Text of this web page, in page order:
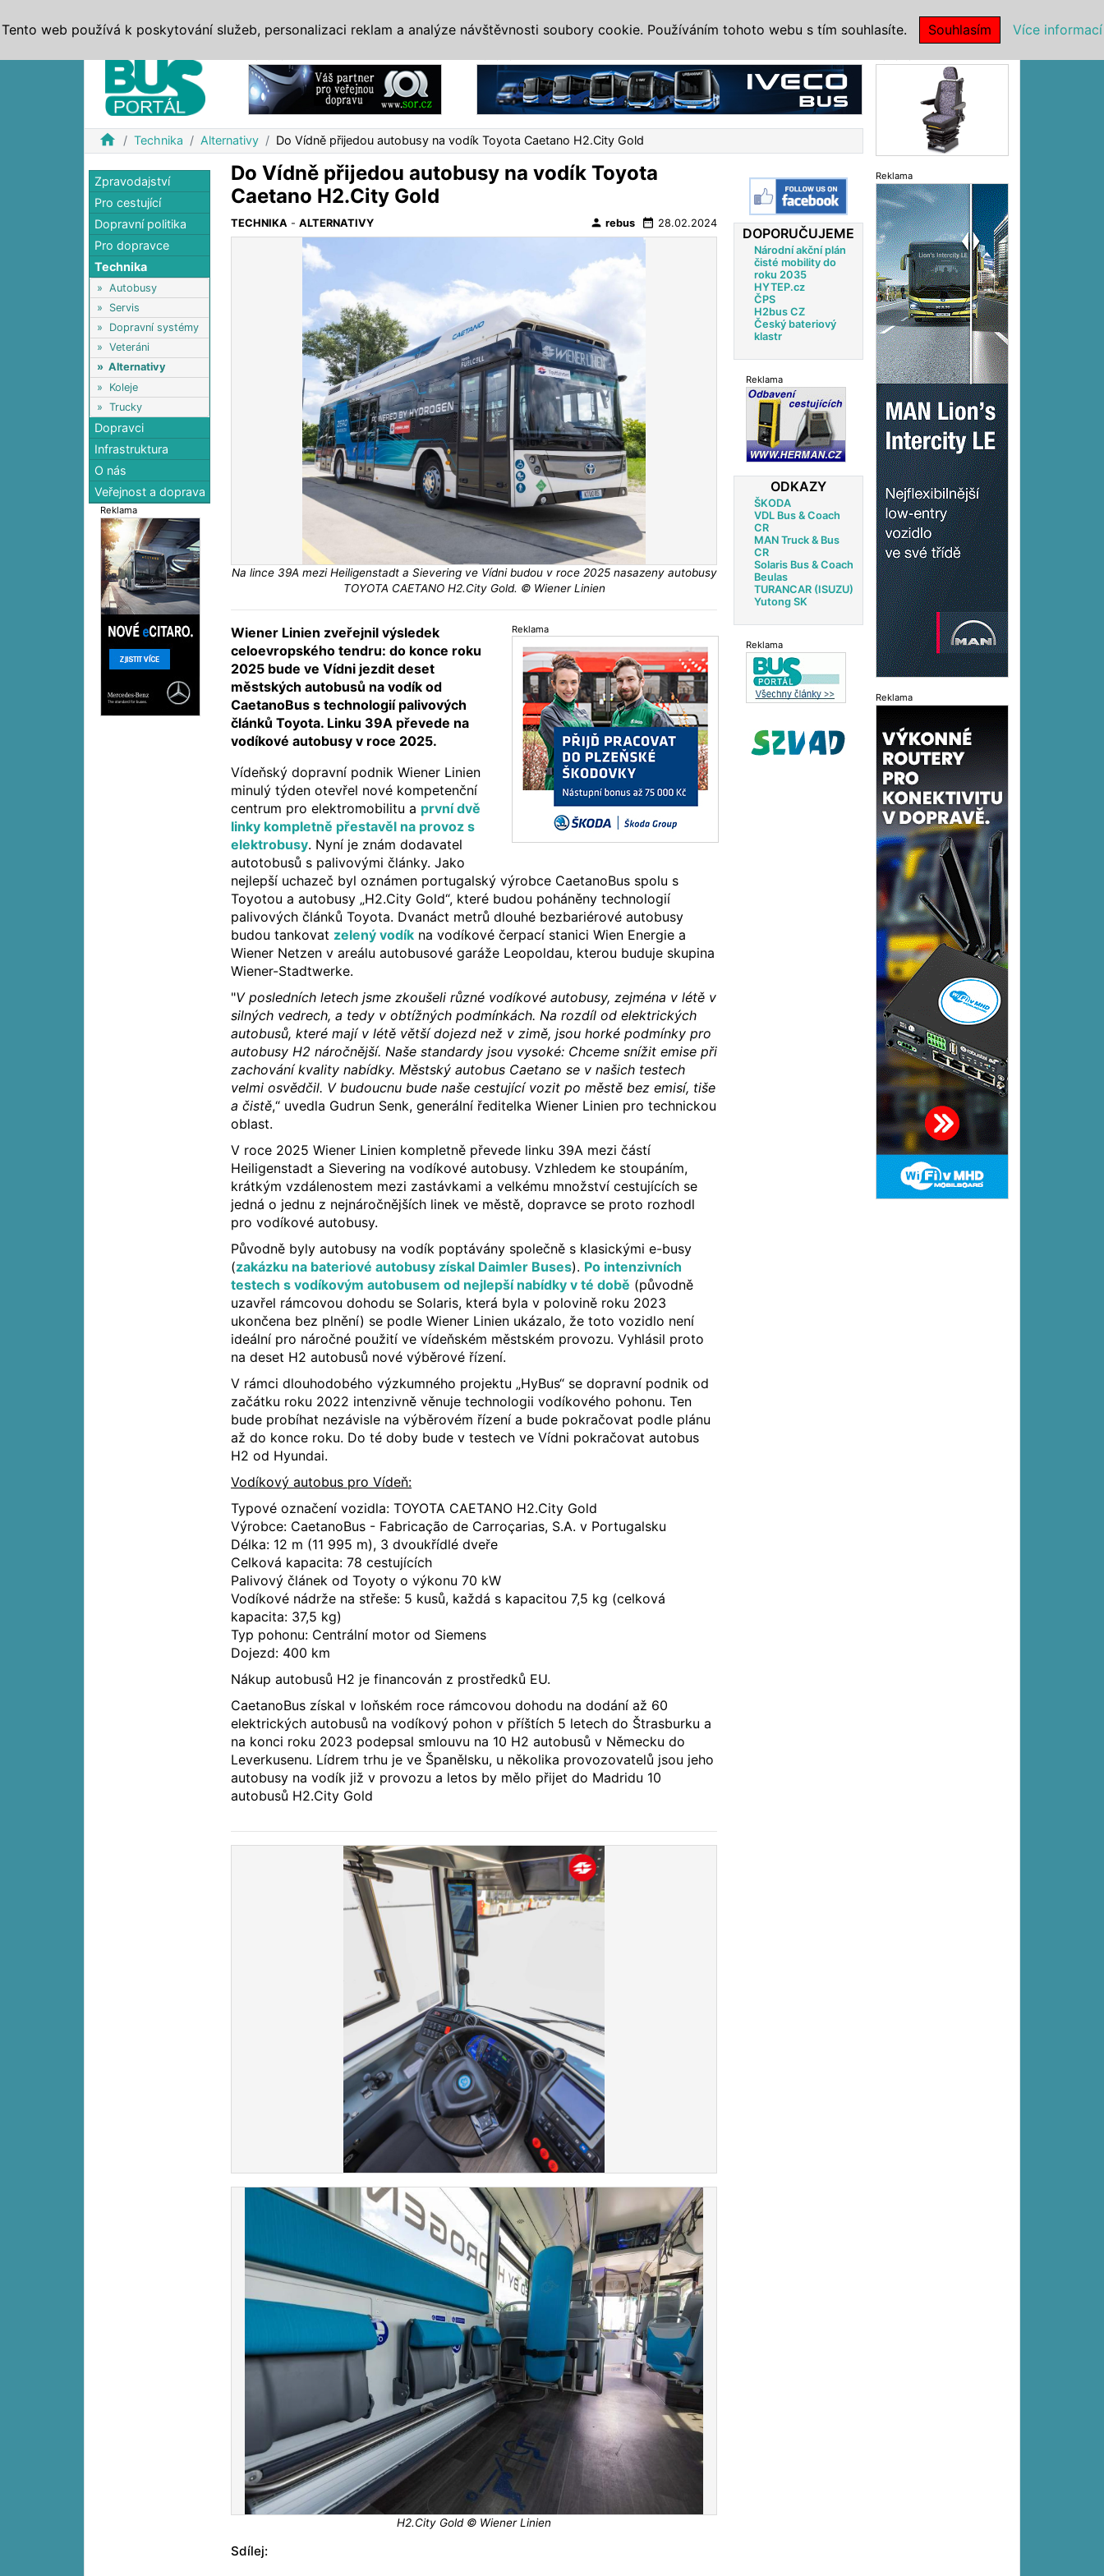
home Technika Alternativy Do Vídně přijedou autobusy na vodík Toyota Caetano H2.City Gold
Zpravodajství
Pro cestující
Dopravní politika
Pro dopravce
Technika
» Autobusy
» Servis
» Dopravní systémy
» Veteráni
» Alternativy
» Koleje
» Trucky
Dopravci
Infrastruktura
O nás
Veřejnost a doprava
Reklama
Do Vídně přijedou autobusy na vodík Toyota
Caetano H2.City Gold
TECHNIKA -ALTERNATIVY person rebus date_range 28.02.2024
Na lince 39A mezi Heiligenstadt a Sievering ve Vídni budou v roce 2025 nasazeny autobusy
TOYOTA CAETANO H2.City Gold. © Wiener Linien
Reklama
Wiener Linien zveřejnil výsledek
celoevropského tendru: do konce roku
2025 bude ve Vídni jezdit deset
městských autobusů na vodík od
CaetanoBus s technologií palivových
článků Toyota. Linku 39A převede na
vodíkové autobusy v roce 2025.
Vídeňský dopravní podnik Wiener Linien
minulý týden otevřel nové kompetenční
centrum pro elektromobilitu a první dvě
linky kompletně přestavěl na provoz s
elektrobusy. Nyní je znám dodavatel
autotobusů s palivovými články. Jako
nejlepší uchazeč byl oznámen portugalský výrobce CaetanoBus spolu s
Toyotou a autobusy „H2.City Gold“, které budou poháněny technologií
palivových článků Toyota. Dvanáct metrů dlouhé bezbariérové ​​autobusy
budou tankovat zelený vodík na vodíkové čerpací stanici Wien Energie a
Wiener Netzen v areálu autobusové garáže Leopoldau, kterou buduje skupina
Wiener-Stadtwerke.
"V posledních letech jsme zkoušeli různé vodíkové autobusy, zejména v létě v
silných vedrech, a tedy v obtížných podmínkách. Na rozdíl od elektrických
autobusů, které mají v létě větší dojezd než v zimě, jsou horké podmínky pro
autobusy H2 náročnější. Naše standardy jsou vysoké: Chceme snížit emise při
zachování kvality nabídky. Městský autobus Caetano se v našich testech
velmi osvědčil. V budoucnu bude naše cestující vozit po městě bez emisí, tiše
a čistě,“ uvedla Gudrun Senk, generální ředitelka Wiener Linien pro technickou
oblast.
V roce 2025 Wiener Linien kompletně převede linku 39A mezi částí
Heiligenstadt a Sievering na vodíkové autobusy. Vzhledem ke stoupáním,
krátkým vzdálenostem mezi zastávkami a velkému množství cestujících se
jedná o jednu z nejnáročnějších linek ve městě, dopravce se proto rozhodl
pro vodíkové autobusy.
Původně byly autobusy na vodík poptávány společně s klasickými e-busy
(zakázku na bateriové autobusy získal Daimler Buses). Po intenzivních
testech s vodíkovým autobusem od nejlepší nabídky v té době (původně
uzavřel rámcovou dohodu se Solaris, která byla v polovině roku 2023
ukončena bez plnění) se podle Wiener Linien ukázalo, že toto vozidlo není
ideální pro náročné použití ve vídeňském městském provozu. Vyhlásil proto
na deset H2 autobusů nové výběrové řízení.
V rámci dlouhodobého výzkumného projektu „HyBus“ se dopravní podnik od
začátku roku 2022 intenzivně věnuje technologii vodíkového pohonu. Ten
bude probíhat nezávisle na výběrovém řízení a bude pokračovat podle plánu
až do konce roku. Do té doby bude v testech ve Vídni pokračovat autobus
H2 od Hyundai.
Vodíkový autobus pro Vídeň:
Typové označení vozidla: TOYOTA CAETANO H2.City Gold
Výrobce: CaetanoBus - Fabricação de Carroçarias, S.A. v Portugalsku
Délka: 12 m (11 995 m), 3 dvoukřídlé dveře
Celková kapacita: 78 cestujících
Palivový článek od Toyoty o výkonu 70 kW
Vodíkové nádrže na střeše: 5 kusů, každá s kapacitou 7,5 kg (celková
kapacita: 37,5 kg)
Typ pohonu: Centrální motor od Siemens
Dojezd: 400 km
Nákup autobusů H2 je financován z prostředků EU.
CaetanoBus získal v loňském roce rámcovou dohodu na dodání až 60
elektrických autobusů na vodíkový pohon v příštích 5 letech do Štrasburku a
na konci roku 2023 podepsal smlouvu na 10 H2 autobusů v Německu do
Leverkusenu. Lídrem trhu je ve Španělsku, u několika provozovatelů jsou jeho
autobusy na vodík již v provozu a letos by mělo přijet do Madridu 10
autobusů H2.City Gold
H2.City Gold © Wiener Linien
Sdílej:
DOPORUČUJEME
Národní akční plán
čisté mobility do
roku 2035
HYTEP.cz
ČPS
H2bus CZ
Český bateriový
klastr
Reklama
ODKAZY
ŠKODA
VDL Bus & Coach
CR
MAN Truck & Bus
CR
Solaris Bus & Coach
Beulas
TURANCAR (ISUZU)
Yutong SK
Reklama
Reklama
Reklama
Tento web používá k poskytování služeb, personalizaci reklam a analýze návštěvnosti soubory cookie. Používáním tohoto webu s tím souhlasíte. Souhlasím Více informací